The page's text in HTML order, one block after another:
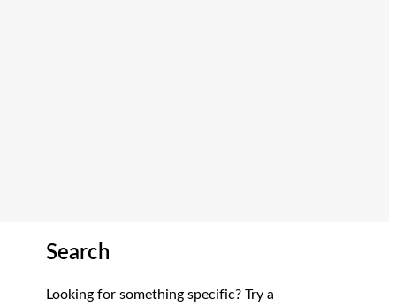
Search
Looking for something specific? Try a